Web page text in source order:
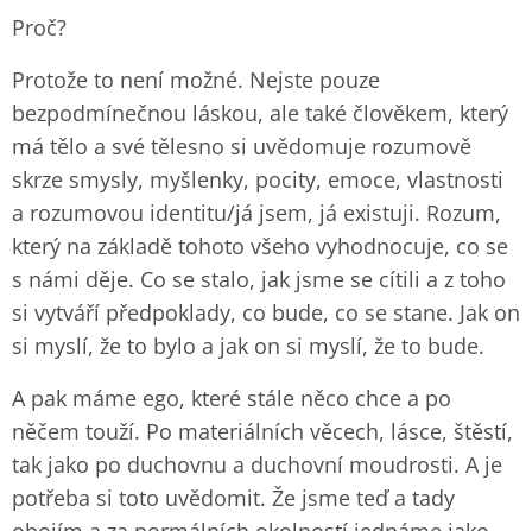
Proč?
Protože to není možné. Nejste pouze
bezpodmínečnou láskou, ale také člověkem, který
má tělo a své tělesno si uvědomuje rozumově
skrze smysly, myšlenky, pocity, emoce, vlastnosti
a rozumovou identitu/já jsem, já existuji. Rozum,
který na základě tohoto všeho vyhodnocuje, co se
s námi děje. Co se stalo, jak jsme se cítili a z toho
si vytváří předpoklady, co bude, co se stane. Jak on
si myslí, že to bylo a jak on si myslí, že to bude.
A pak máme ego, které stále něco chce a po
něčem touží. Po materiálních věcech, lásce, štěstí,
tak jako po duchovnu a duchovní moudrosti. A je
potřeba si toto uvědomit. Že jsme teď a tady